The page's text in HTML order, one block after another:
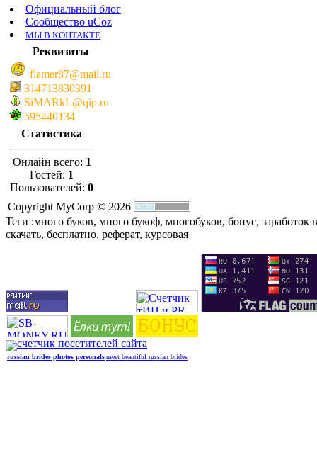
Официальный блог
Сообщество uCoz
МЫ В КОНТАКТЕ
Реквизиты
flamer87@mail.ru
314713830391
SiMARkL@qip.ru
595440134
Статистика
Онлайн всего: 1
Гостей: 1
Пользователей: 0
Copyright MyCorp © 2026
Теги :много буков, много букоф, многобуков, бонус,
скачать, бесплатно, реферат, курсовая
russian brides photos personalsmeet beautiful russian brides